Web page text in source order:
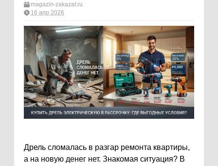
magazin-zakazat.ru
16 апр 2026
Дрель сломалась в разгар ремонта квартиры,
а на новую денег нет. Знакомая ситуация? В